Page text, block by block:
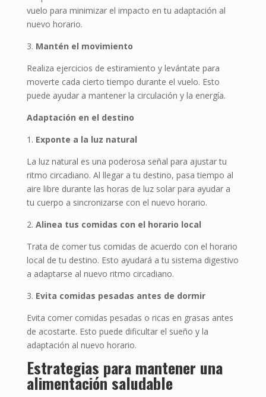
vuelo para minimizar el impacto en tu adaptación al
nuevo horario.
3. Mantén el movimiento
Realiza ejercicios de estiramiento y levántate para
moverte cada cierto tiempo durante el vuelo. Esto
puede ayudar a mantener la circulación y la energía.
Adaptación en el destino
1. Exponte a la luz natural
La luz natural es una poderosa señal para ajustar tu
ritmo circadiano. Al llegar a tu destino, pasa tiempo al
aire libre durante las horas de luz solar para ayudar a
tu cuerpo a sincronizarse con el nuevo horario.
2. Alinea tus comidas con el horario local
Trata de comer tus comidas de acuerdo con el horario
local de tu destino. Esto ayudará a tu sistema digestivo
a adaptarse al nuevo ritmo circadiano.
3. Evita comidas pesadas antes de dormir
Evita comer comidas pesadas o ricas en grasas antes
de acostarte. Esto puede dificultar el sueño y la
adaptación al nuevo horario.
Estrategias para mantener una
alimentación saludable